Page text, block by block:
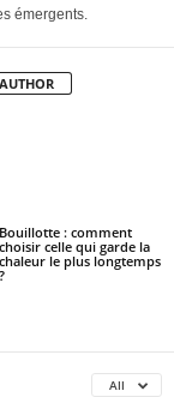
émergents.
Bouillotte : comment
choisir celle qui garde la
chaleur le plus longtemps
?
All